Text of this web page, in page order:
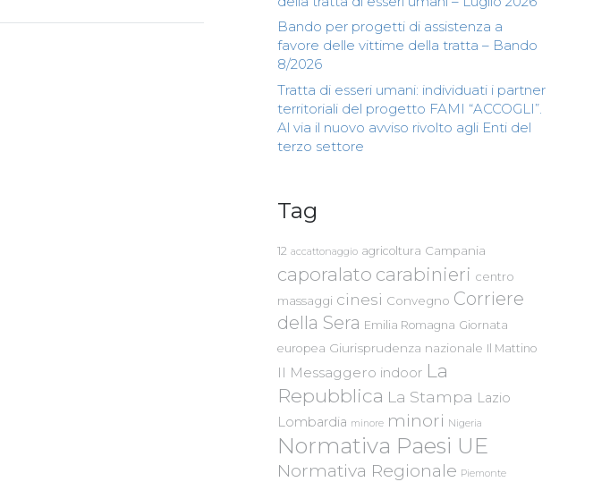
Bando per progetti di assistenza a
favore delle vittime della tratta – Bando
8/2026
Tratta di esseri umani: individuati i partner
territoriali del progetto FAMI “ACCOGLI”.
Al via il nuovo avviso rivolto agli Enti del
terzo settore
Tag
12 accattonaggio agricoltura Campania
caporalato carabinieri centro
massaggi cinesi Convegno Corriere
della Sera Emilia Romagna Giornata
europea Giurisprudenza nazionale Il Mattino
Il Messaggero indoor La
Repubblica La Stampa Lazio
Lombardia minore minori Nigeria
Normativa Paesi UE
Normativa Regionale Piemonte